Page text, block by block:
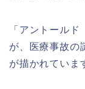
「アントール
が、医療事故の
が描かれていま